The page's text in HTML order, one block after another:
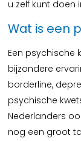
u zelf kunt doen
Wat is een
Een psychische
bijzondere
borderline,
psychische
Nederlanders
nog een groot